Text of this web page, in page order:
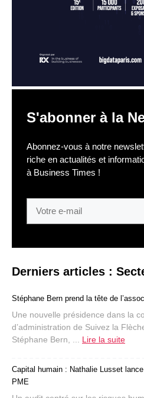
S'abonner à la
Abonnez-vous à notre
riche en actualités et
à Business Times !
Derniers articles :
Stéphane Bern prend la tête de
Une nouvelle présidence dans la
d’administration de Suivez la
Stéphane Bern, ... Lire la suite
Capital humain : Nathalie Lusset
PME